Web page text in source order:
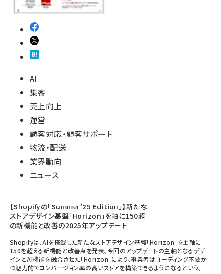
AI
集客
売上向上
運営
顧客対応・顧客サポート
物流・配送
業界動向
ニュース
【Shopifyの「Summer'25 Edition」】新たな
ストアデザイン基盤「Horizon」を軸に150超
の新機能と改善の2025年アップデート
Shopifyは、AIを搭載した新たなストアデザイン基盤「Horizon」を主軸に
150を超える新機能と改善点を発表。今回のアップデートの主軸となるデザ
インとAI機能を融合させた「Horizon」により、事業者はコーディング不要か
つ魅力的でコンバージョン率の高いストアを構築できるようになるという。
参加登録はこちら↑